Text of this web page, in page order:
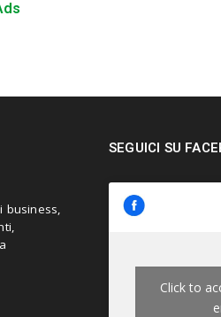
business,
SEGUICI SU
Click to